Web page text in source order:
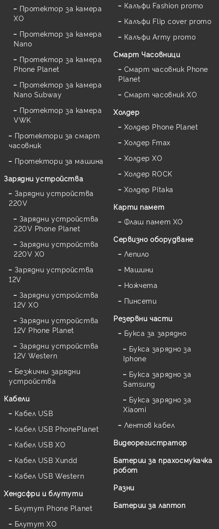
Протектор за камера
XO
Протектор за камера
Nano
Протектор за камера
Phone Planet
Протектор за камера
Nano Subway
Протектор за камера
VWK
Протектори за смарт
часовник
Протектори за машина
Зарядни устройства
Зарядни устройства
220V
Зарядни устройства
220V Phone Planet
Зарядни устройства
220V XO
Зарядни устройства
12V
Зарядни устройства
12V XO
Зарядни устройства
12V Phone Planet
Зарядни устройства
12V Western
Безжични зарядни
устройства
Кабели
Кабел USB
Кабел USB PhonePlanet
Кабел USB XO
Кабел USB Xundd
Кабел USB Western
Хендсфри и блутути
Блутут Phone Planet
Блутут XO
Калъфи Fashion promo
Калъфи Flip cover promo
Калъфи Army promo
Смарт Часовници
Смарт часовник Phone
Planet
Смарт часовник XO
Холдер
Холдер Phone Planet
Холдер Fmax
Холдер XO
Холдер ROCK
Холдер Pitaka
Карти памет
Флаш памет XO
Сервизно оборудване
Лепило
Машини
Ножчета
Пинсети
Резервни части
Букса за зарядно
Букса зарядно за
Iphone
Букса зарядно за
Samsung
Букса зарядно за
Xiaomi
Лентов кабел
Видеорегистратор
Батерии за прахосмукачка
робот
Разни
Батерии за лаптоп